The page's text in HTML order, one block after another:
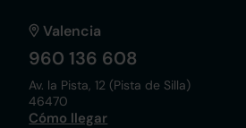
Valencia
960 136 608
Av. la Pista, 12 (Pista de Silla)
46470
Cómo llegar